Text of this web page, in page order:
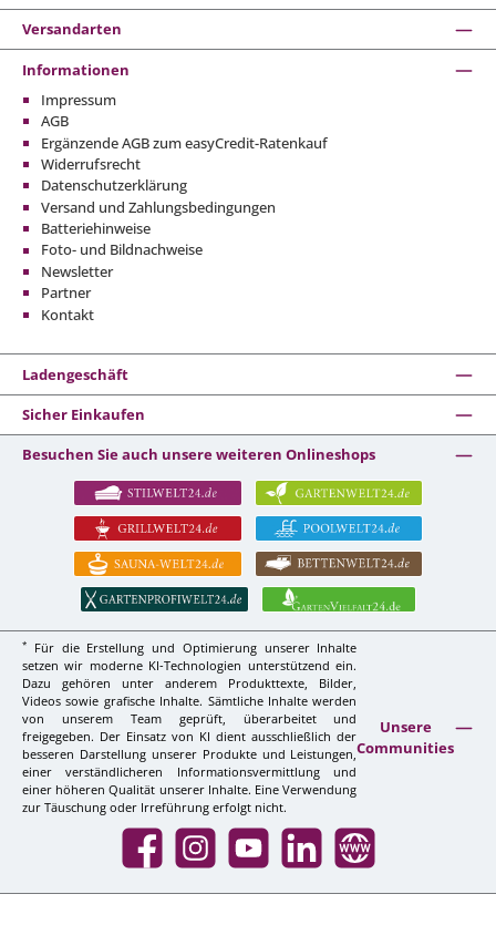
Versandarten
Informationen
Impressum
AGB
Ergänzende AGB zum easyCredit-Ratenkauf
Widerrufsrecht
Datenschutzerklärung
Versand und Zahlungsbedingungen
Batteriehinweise
Foto- und Bildnachweise
Newsletter
Partner
Kontakt
Ladengeschäft
Sicher Einkaufen
Besuchen Sie auch unsere weiteren Onlineshops
*
Für die Erstellung und Optimierung unserer Inhalte
setzen wir moderne KI-Technologien unterstützend ein.
Dazu gehören unter anderem Produkttexte, Bilder,
Videos sowie grafische Inhalte. Sämtliche Inhalte werden
von unserem Team geprüft, überarbeitet und
freigegeben. Der Einsatz von KI dient ausschließlich der
besseren Darstellung unserer Produkte und Leistungen,
einer verständlicheren Informationsvermittlung und
einer höheren Qualität unserer Inhalte. Eine Verwendung
zur Täuschung oder Irreführung erfolgt nicht.
Unsere
Communities
Facebook InstagramYouTube LinkedIn Website